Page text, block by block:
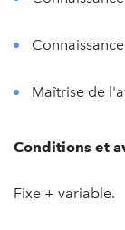
Maîtrise de
Conditions et
Fixe + variable.